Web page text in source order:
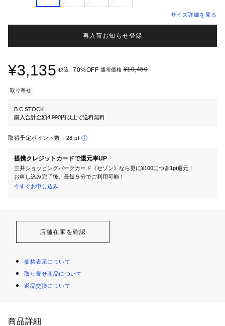
サイズ詳細を見る
再入荷お知らせ登録
¥3,135 税込 70%OFF 通常価格¥10,450
取り寄せ
B.C STOCK
購入合計金額4,990円以上で送料無料
取得予定ポイント数： 28 pt
提携クレジットカードで還元率UP
三井ショッピングパークカード《セゾン》なら更に¥100につき1pt還元！
お申し込み完了後、最短５分でご利用可能！
今すぐお申し込み
店舗在庫を確認
価格表示について
取り寄せ商品について
返品交換について
商品詳細